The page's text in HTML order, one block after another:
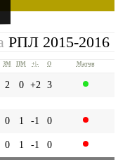
РПЛ 2015-2016
ЗМ ПМ +|- О Матчи
2 0 +2
3
0 1 -1 0
0 1 -1 0